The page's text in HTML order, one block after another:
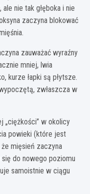
nie tak głęboka i nie
zaczyna blokować
zauważać wyraźny
mniej, lwia
kurze łapki są płytsze.
zwłaszcza w
„ciężkości” w okolicy
powieki (które jest
mięsień zaczyna
do nowego poziomu
samoistnie w ciągu